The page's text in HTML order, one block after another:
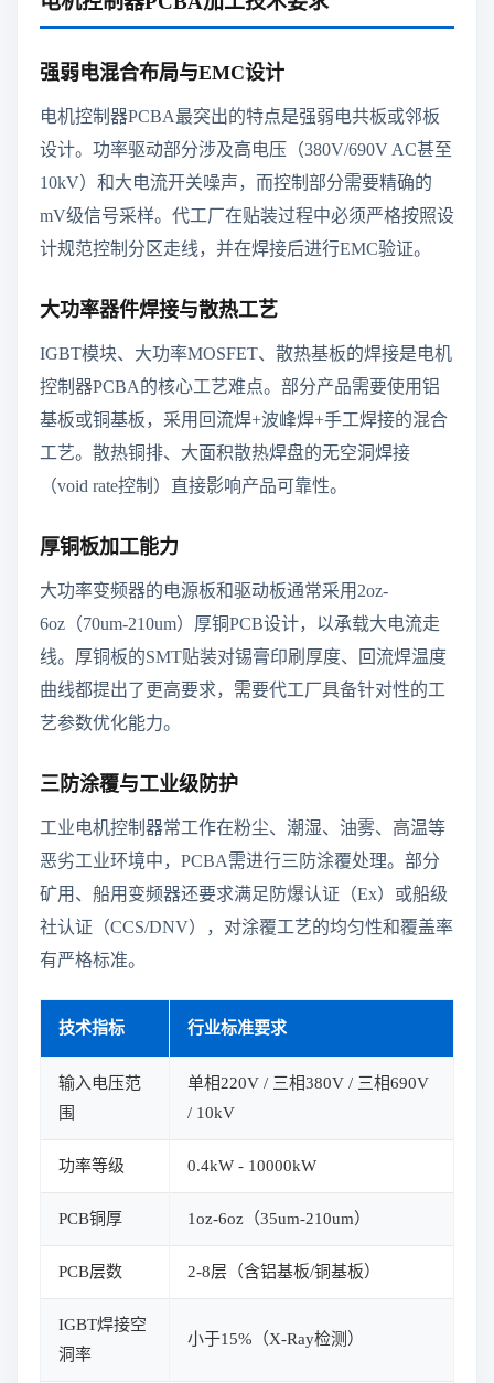
强弱电混合布局与EMC设计
电机控制器PCBA最突出的特点是强弱电共板或邻板
设计。功率驱动部分涉及高电压（380V/690V AC甚至
10kV）和大电流开关噪声，而控制部分需要精确的
mV级信号采样。代工厂在贴装过程中必须严格按照设
计规范控制分区走线，并在焊接后进行EMC验证。
大功率器件焊接与散热工艺
IGBT模块、大功率MOSFET、散热基板的焊接是电机
控制器PCBA的核心工艺难点。部分产品需要使用铝
基板或铜基板，采用回流焊+波峰焊+手工焊接的混合
工艺。散热铜排、大面积散热焊盘的无空洞焊接
（void rate控制）直接影响产品可靠性。
厚铜板加工能力
大功率变频器的电源板和驱动板通常采用2oz-
6oz（70um-210um）厚铜PCB设计，以承载大电流走
线。厚铜板的SMT贴装对锡膏印刷厚度、回流焊温度
曲线都提出了更高要求，需要代工厂具备针对性的工
艺参数优化能力。
三防涂覆与工业级防护
工业电机控制器常工作在粉尘、潮湿、油雾、高温等
恶劣工业环境中，PCBA需进行三防涂覆处理。部分
矿用、船用变频器还要求满足防爆认证（Ex）或船级
社认证（CCS/DNV），对涂覆工艺的均匀性和覆盖率
有严格标准。
技术指标 行业标准要求
输入电压范
围
单相220V / 三相380V / 三相690V
/ 10kV
功率等级 0.4kW - 10000kW
PCB铜厚 1oz-6oz（35um-210um）
PCB层数 2-8层（含铝基板/铜基板）
IGBT焊接空
洞率
小于15%（X-Ray检测）